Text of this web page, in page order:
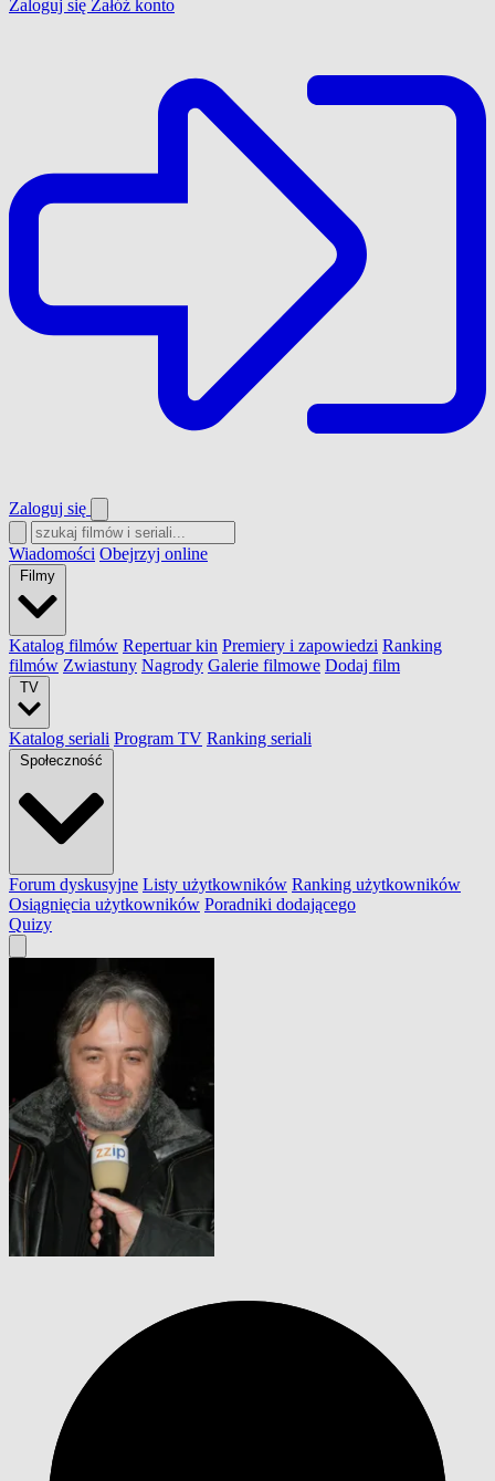
Zaloguj się Załóź konto
Zaloguj się
Wiadomości Obejrzyj online
Filmy
Katalog filmów Repertuar kin Premiery i zapowiedzi Ranking
filmów Zwiastuny Nagrody Galerie filmowe Dodaj film
TV
Katalog seriali Program TV Ranking seriali
Społeczność
Forum dyskusyjne Listy użytkowników Ranking użytkowników
Osiągnięcia użytkowników Poradniki dodającego
Quizy